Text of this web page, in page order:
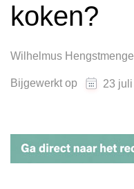
koken?
Wilhelmus Hengstmengel
Bijgewerkt op 23